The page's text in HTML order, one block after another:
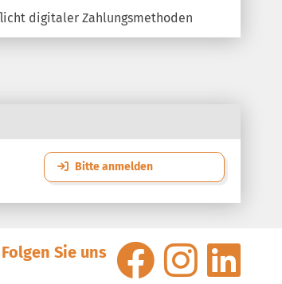
digitaler Zahlungsmethoden
Bitte anmelden
Folgen Sie uns